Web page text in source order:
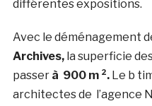
différentes expositions.
Avec le déménagement
Archives,la superficie
passer à 900 m ².Le b
architectes de l’agence